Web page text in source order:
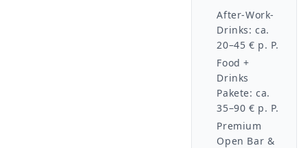
After-Work-
Drinks: ca.
20–45 € p. P.
Food +
Drinks
Pakete: ca.
35–90 € p. P.
Premium
Open Bar &